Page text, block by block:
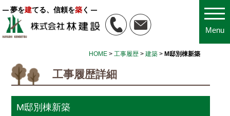
Menu
夢を建てる、信頼を築く
HOME >工事履歴 >建築 > M邸別棟新築
工事履歴詳細
M邸別棟新築